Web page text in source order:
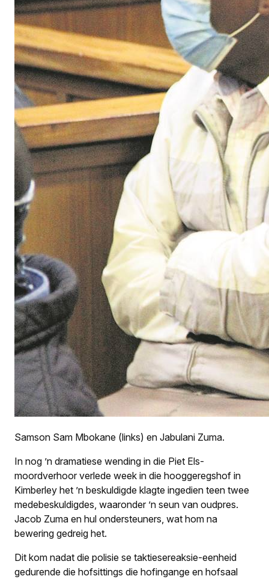
Samson Sam Mbokane (links) en Jabulani Zuma.
In nog ’n dramatiese wending in die Piet Els-
moordverhoor verlede week in die hooggeregshof in
Kimberley het ’n beskuldigde klagte ingedien teen twee
medebeskuldigdes, waaronder ’n seun van oudpres.
Jacob Zuma en hul ondersteuners, wat hom na
bewering gedreig het.
Dit kom nadat die polisie se taktiesereaksie-eenheid
gedurende die hofsittings die hofingange en hofsaal